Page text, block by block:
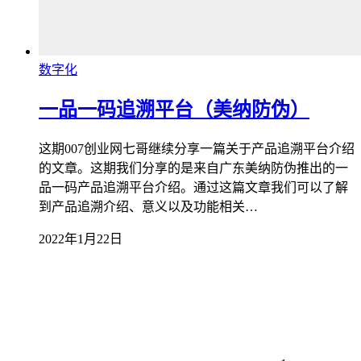
数字化
一品一码追溯平台（美纳防伪）
这期007创业网七哥继续分享一篇关于产品追溯平台介绍
的文章。这期我们分享的是来自广东美纳防伪推出的一
品一码产品追溯平台介绍。通过这篇文章我们可以了解
到产品追溯介绍、意义以及功能相关…
2022年1月22日